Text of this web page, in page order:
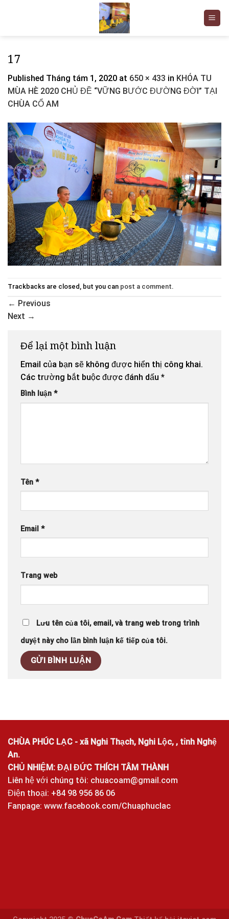
17
Published Tháng tám 1, 2020 at 650 × 433 in KHÓA TU
MÙA HÈ 2020 CHỦ ĐỀ “VỮNG BƯỚC ĐƯỜNG ĐỜI” TẠI
CHÙA CỔ AM
Trackbacks are closed, but you can post a comment.
← Previous
Next →
Để lại một bình luận
Email của bạn sẽ không được hiển thị công khai.
Các trường bắt buộc được đánh dấu *
Bình luận *
Tên *
Email *
Trang web
Lưu tên của tôi, email, và trang web trong trình
duyệt này cho lần bình luận kế tiếp của tôi.
CHÙA PHÚC LẠC - xã Nghi Thạch, Nghi Lộc, , tỉnh Nghệ
An.
CHỦ NHIỆM: ĐẠI ĐỨC THÍCH TÂM THÀNH
Liên hệ với chúng tôi: chuacoam@gmail.com
Điện thoại: +84 98 956 86 06
Fanpage: www.facebook.com/Chuaphuclac